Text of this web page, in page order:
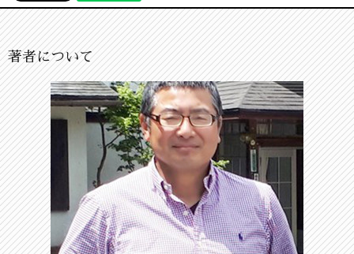
著者について